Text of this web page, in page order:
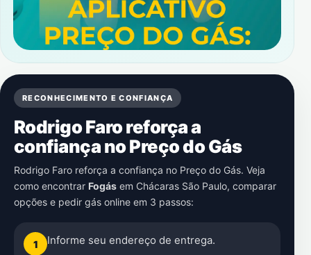
RECONHECIMENTO E CONFIANÇA
Rodrigo Faro reforça a
confiança no Preço do Gás
Rodrigo Faro reforça a confiança no Preço do Gás. Veja
como encontrar Fogás em Chácaras São Paulo, comparar
opções e pedir gás online em 3 passos:
1 Informe seu endereço de entrega.